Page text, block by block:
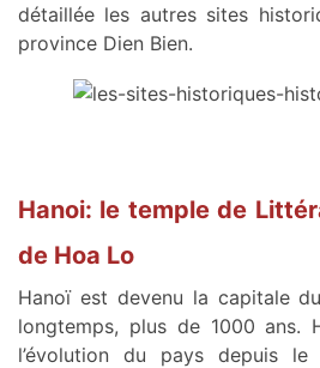
détaillée les autres sites
province Dien Bien.
Hanoi: le temple de
de Hoa Lo
Hanoï est devenu la capitale
longtemps, plus de 1000 ans.
l’évolution du pays depuis le